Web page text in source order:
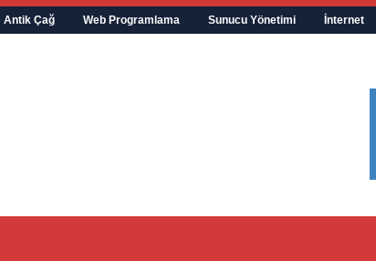
Antik Çağ Web Programlama Sunucu Yönetimi İnternet